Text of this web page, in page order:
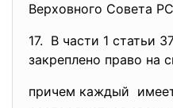
Верховного Совета
17. В части 1 статьи
закреплено право на
причем каждый